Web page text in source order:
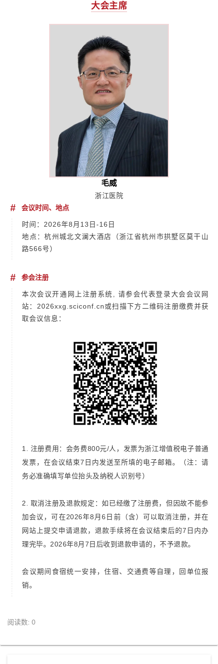
大会主席
毛威
浙江医院
# 会议时间、地点
时间：2026年8月13日-16日
地点：杭州城北文澜大酒店（浙江省杭州市拱墅区莫干山
路566号）
# 参会注册
本次会议开通网上注册系统, 请参会代表登录大会会议网
站：2026xxg.sciconf.cn或扫描下方二维码注册缴费并获
取会议信息：
1. 注册费用：会务费800元/人，发票为浙江增值税电子普通
发票，在会议结束7日内发送至所填的电子邮箱。（注：请
务必准确填写单位抬头及纳税人识别号）
2. 取消注册及退款规定：如已经缴了注册费，但因故不能参
加会议，可在2026年8月6日前（含）可以取消注册，并在
网站上提交申请退款，退款手续将在会议结束后的7日内办
理完毕。2026年8月7日后收到退款申请的，不予退款。
会议期间食宿统一安排，住宿、交通费等自理，回单位报
销。
阅读数: 0